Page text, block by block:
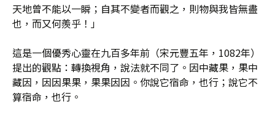
天地曾不能以一瞬；自其不變者而觀之，則物與我皆無盡
也，而又何羨乎！」
這是一個優秀心靈在九百多年前（宋元豐五年，1082年）
提出的觀點：轉換視角，說法就不同了。因中藏果，果中
藏因，因因果果，果果因因。你說它宿命，也行；說它不
算宿命，也行。